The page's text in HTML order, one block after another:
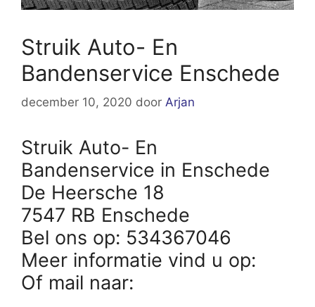
Struik Auto- En
Bandenservice Enschede
december 10, 2020 door Arjan
Struik Auto- En
Bandenservice in Enschede
De Heersche 18
7547 RB Enschede
Bel ons op: 534367046
Meer informatie vind u op:
Of mail naar: